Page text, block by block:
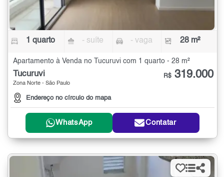
1 quarto - suíte - vaga 28 m²
Apartamento à Venda no Tucuruvi com 1 quarto - 28 m²
Tucuruvi
Zona Norte - São Paulo
Endereço no círculo do mapa
R$ 319.000
WhatsApp Contatar